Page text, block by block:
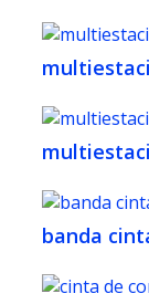
banda